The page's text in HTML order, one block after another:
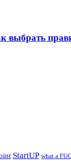
выбрать
StartUP what a